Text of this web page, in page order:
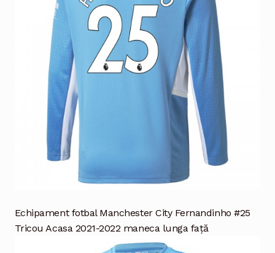
Echipament fotbal Manchester City Fernandinho #25
Tricou Acasa 2021-2022 maneca lunga față